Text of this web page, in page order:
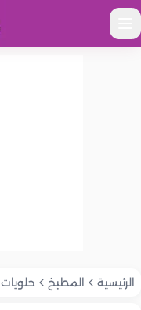
الرئيسية المطبخ حلويات